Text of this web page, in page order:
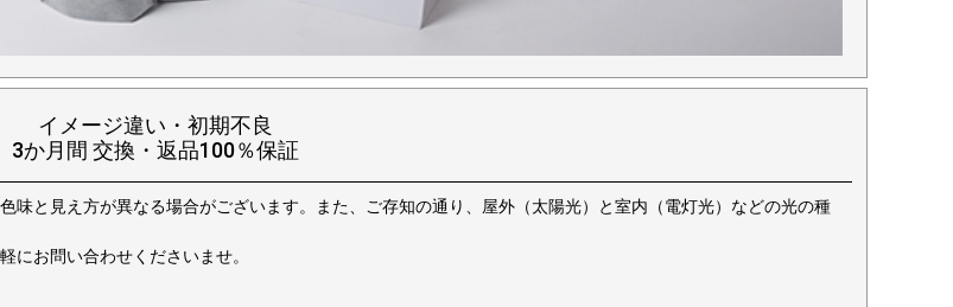
イメージ違い・初期不良
3か月間 交換・返品100％保証
味と見え方が異なる場合がございます。また、ご存知の通り、屋外（太陽光）と室内（電灯光）などの光の種
にお問い合わせくださいませ。